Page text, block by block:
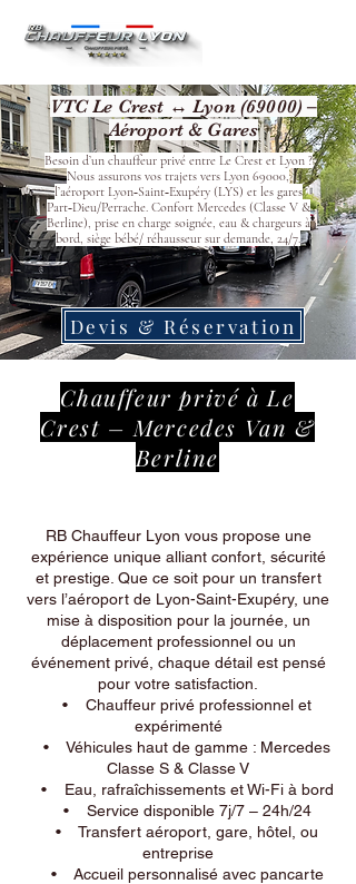
VTC Le Crest ↔ Lyon (69000) –
Aéroport & Gares
Besoin d’un chauffeur privé entre Le Crest et Lyon ?
Nous assurons vos trajets vers Lyon 69000,
l’aéroport Lyon‑Saint‑Exupéry (LYS) et les gares
Part‑Dieu/Perrache. Confort Mercedes (Classe V &
Berline), prise en charge soignée, eau & chargeurs à
bord, siège bébé/ réhausseur sur demande, 24/7.
Devis & Réservation
Chauffeur privé à Le
Crest – Mercedes Van &
Berline
RB Chauffeur Lyon vous propose une
expérience unique alliant confort, sécurité
et prestige. Que ce soit pour un transfert
vers l’aéroport de Lyon-Saint-Exupéry, une
mise à disposition pour la journée, un
déplacement professionnel ou un
événement privé, chaque détail est pensé
pour votre satisfaction.
• Chauffeur privé professionnel et
expérimenté
• Véhicules haut de gamme : Mercedes
Classe S & Classe V
• Eau, rafraîchissements et Wi-Fi à bord
• Service disponible 7j/7 – 24h/24
• Transfert aéroport, gare, hôtel, ou
entreprise
• Accueil personnalisé avec pancarte